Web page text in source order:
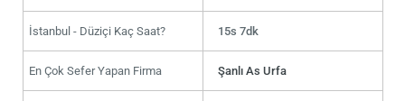
İstanbul - Düziçi Kaç Saat? 15s 7dk
En Çok Sefer Yapan Firma Şanlı As Urfa